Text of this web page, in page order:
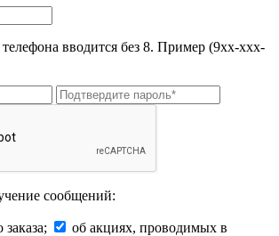
вводится без 8. Пример (9хх-ххх-
сообщений:
заказа;
об акциях, проводимых в